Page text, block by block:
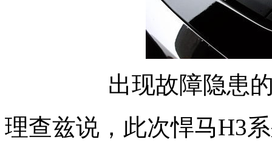
出现故障隐患
理查兹说，此次悍马H3